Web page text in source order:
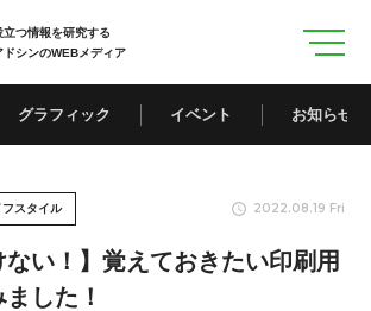
立つ情報を研究する
ドシンのWEBメディア
グラフィック イベント お知らせ
フスタイル 2022.08.19 Fri
ない！】覚えておきたい印刷用
した！